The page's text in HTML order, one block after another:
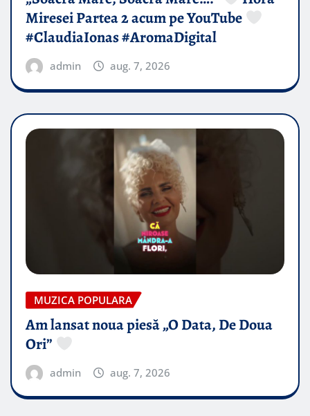
Miresei Partea 2 acum pe YouTube
#ClaudiaIonas #AromaDigital
admin aug. 7, 2026
MUZICA POPULARA
Am lansat noua piesă „O Data, De Doua
Ori”
admin aug. 7, 2026